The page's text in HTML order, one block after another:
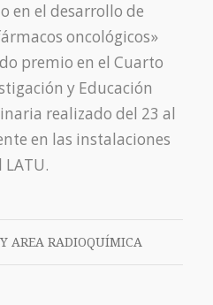
en el desarrollo de
oncológicos»
premio en el Cuarto
y Educación
realizado del 23 al
en las instalaciones
LATU.
AREA RADIOQUÍMICA